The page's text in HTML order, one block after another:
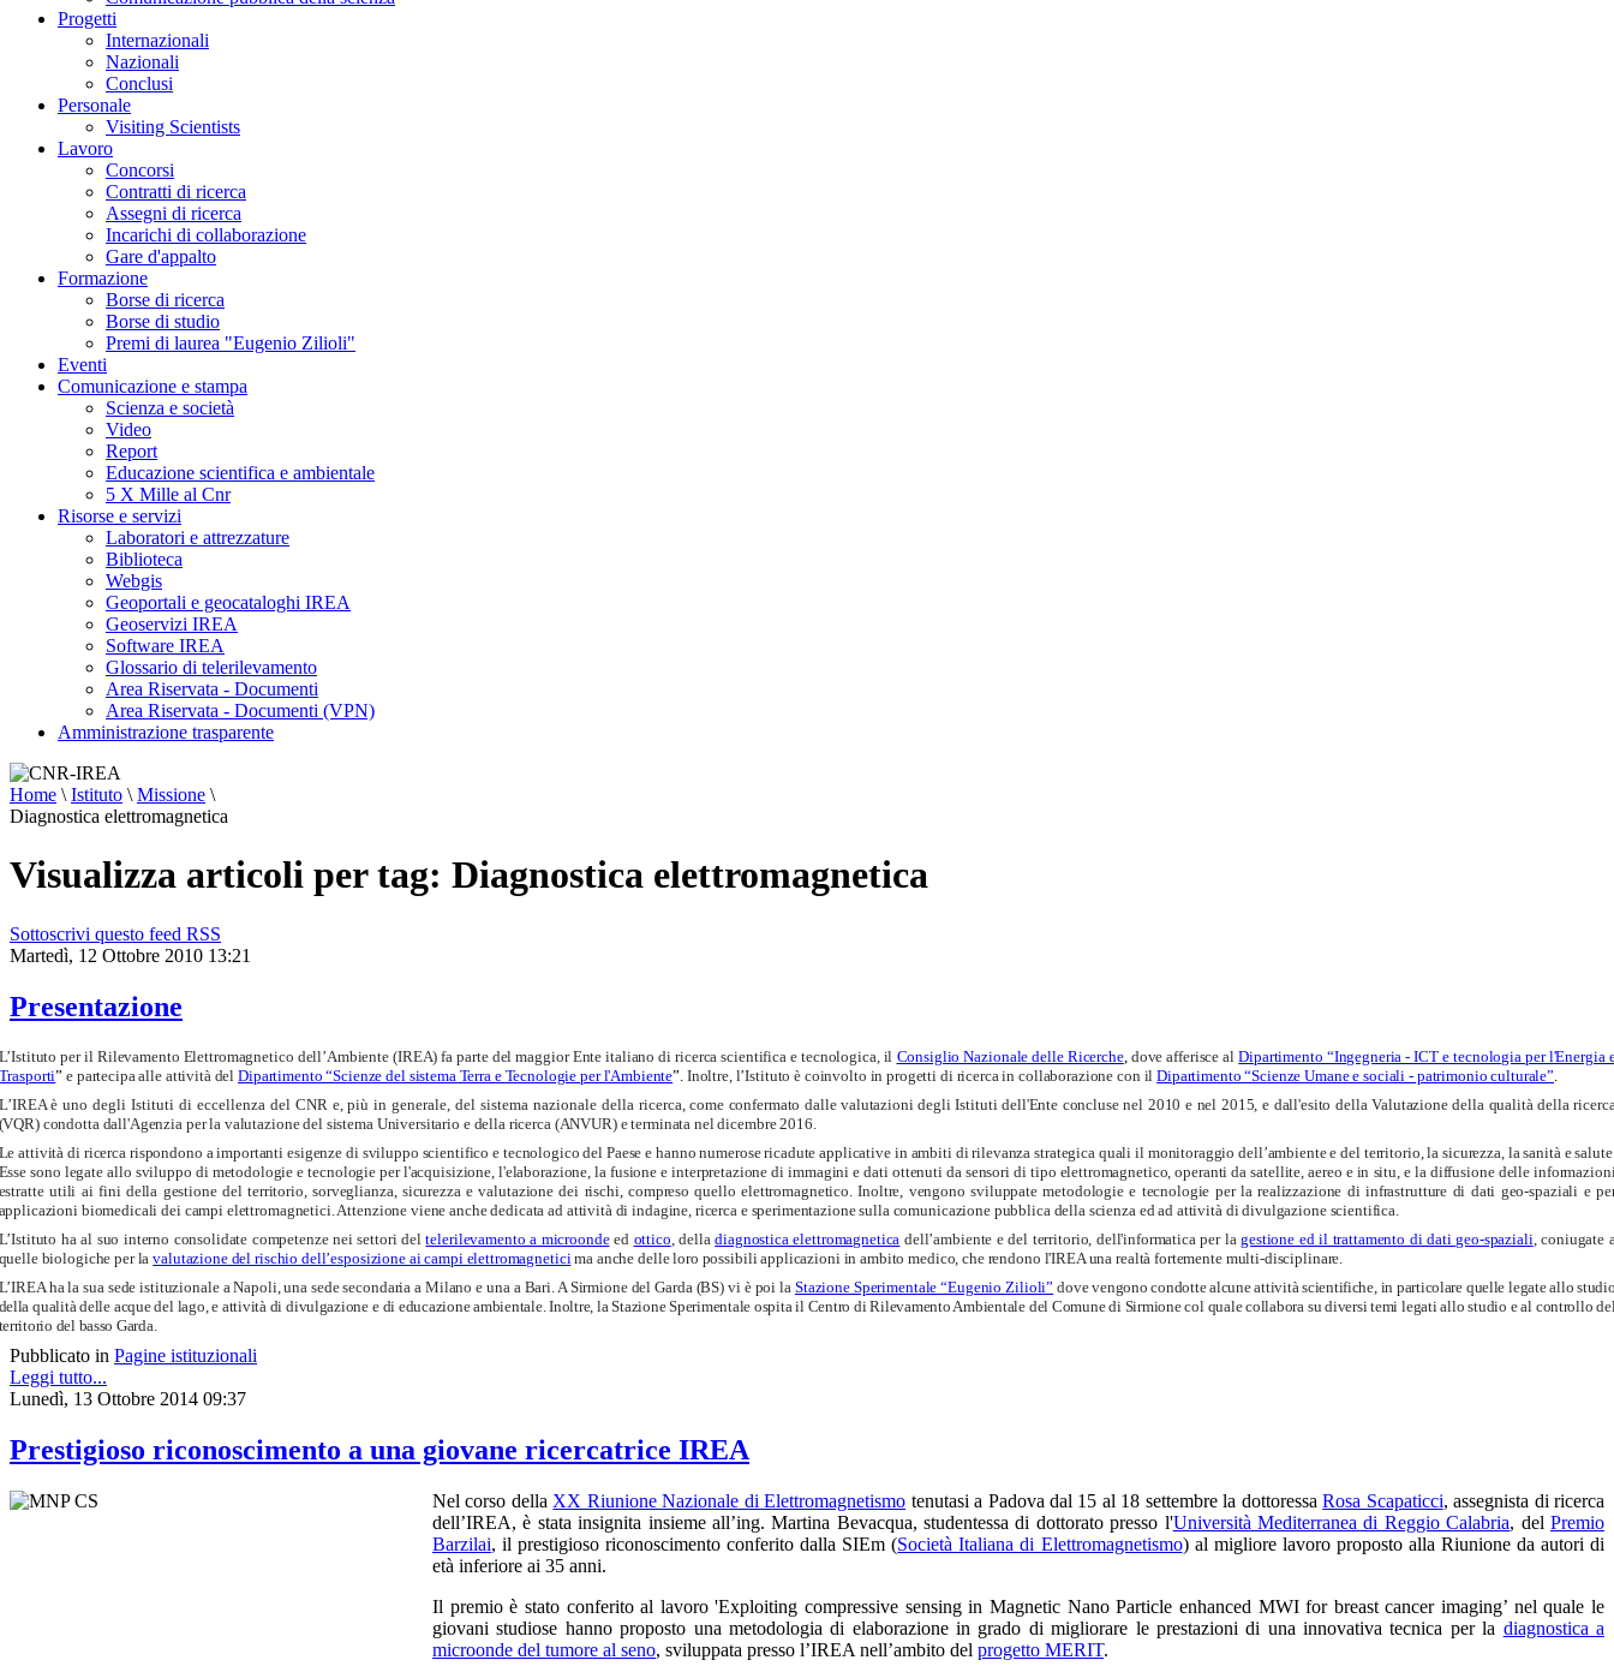
Progetti
Internazionali
Nazionali
Conclusi
Personale
Visiting Scientists
Lavoro
Concorsi
Contratti di ricerca
Assegni di ricerca
Incarichi di collaborazione
Gare d'appalto
Formazione
Borse di ricerca
Borse di studio
Premi di laurea "Eugenio Zilioli"
Eventi
Comunicazione e stampa
Scienza e società
Video
Report
Educazione scientifica e ambientale
5 X Mille al Cnr
Risorse e servizi
Laboratori e attrezzature
Biblioteca
Webgis
Geoportali e geocataloghi IREA
Geoservizi IREA
Software IREA
Glossario di telerilevamento
Area Riservata - Documenti
Area Riservata - Documenti (VPN)
Amministrazione trasparente
Home \ Istituto \ Missione \
Diagnostica elettromagnetica
Visualizza articoli per tag: Diagnostica elettromagnetica
Sottoscrivi questo feed RSS
Martedì, 12 Ottobre 2010 13:21
Presentazione
per il Rilevamento Elettromagnetico dell’Ambiente (IREA) fa parte del maggior Ente italiano di ricerca scientifica e tecnologica, il Consiglio Nazionale delle Ricerche, dove afferisce alDipartimento “Ingegneria - ICT e tecnologia per l'Energia
”e partecipa alle attività delDipartimento “Scienze del sistema Terra e Tecnologie per l'Ambiente”. Inoltre, l’Istituto è coinvolto in progetti di ricerca in collaborazione con ilDipartimento “Scienze Umane e sociali - patrimonio culturale”
è uno degli Istituti di eccellenza del CNR e, più in generale, del sistema nazionale della ricerca, come confermato dalle valutazioni degli Istituti dell'Ente concluse nel 2010 e nel 2015, e dall'esito della Valutazione della qualità della
condotta dall'Agenzia per la valutazione del sistema Universitario e della ricerca (ANVUR) e terminata nel dicembre 2016.
attività di ricerca rispondono a importanti esigenze di sviluppo scientifico e tecnologico del Paese e hanno numerose ricadute applicative in ambiti di rilevanza strategica quali il monitoraggio dell’ambiente e del territorio, la sicurezza, la sanità e
sono legate allo sviluppo di metodologie e tecnologie per l'acquisizione, l'elaborazione, la fusione e interpretazione di immagini e dati ottenuti da sensori di tipo elettromagnetico, operanti da satellite, aereo e in situ, e la diffusione delle
utili ai fini della gestione del territorio, sorveglianza, sicurezza e valutazione dei rischi, compreso quello elettromagnetico. Inoltre, vengono sviluppate metodologie e tecnologie per la realizzazione di infrastrutture di dati geo-spaziali e
biomedicali dei campi elettromagnetici. Attenzione viene anche dedicata ad attività di indagine, ricerca e sperimentazione sulla comunicazione pubblica della scienza ed ad attività di divulgazione scientifica.
ha al suo interno consolidate competenze nei settori deltelerilevamento a microondeed ottico , delladiagnostica elettromagnetica dell’ambiente e del territorio, dell'informatica per lagestione ed il trattamento di dati geo-spaziali , coniugate
biologiche per lavalutazione del rischio dell’esposizione ai campi elettromagnetici ma anche delle loro possibili applicazioni in ambito medico, che rendono l'IREA una realtà fortemente multi-disciplinare.
ha la sua sede istituzionale a Napoli, una sede secondaria a Milano e una a Bari. A Sirmione del Garda (BS) vi è poi la Stazione Sperimentale “Eugenio Zilioli” dovevengono condotte alcune attività scientifiche, in particolare quelle legate allo
qualità delle acque del lago, e attività di divulgazione e di educazione ambientale. Inoltre, la Stazione Sperimentale ospita il Centro di Rilevamento Ambientale del Comune di Sirmione col quale collabora su diversi temi legati allo studio e al controllo
del basso Garda.
Pubblicato in Pagine istituzionali
Leggi tutto...
Lunedì, 13 Ottobre 2014 09:37
Prestigioso riconoscimento a una giovane ricercatrice IREA
Nel corso della XX Riunione Nazionale di Elettromagnetismo tenutasi a Padova dal 15 al 18 settembre la dottoressaRosa Scapaticci, assegnista di ricerca
dell’IREA, è stata insignita insieme all’ing. Martina Bevacqua, studentessa di dottorato presso l'Università Mediterranea di Reggio Calabria, delPremio
Barzilai, il prestigioso riconoscimento conferito dalla SIEm (Società Italiana di Elettromagnetismo) al migliore lavoro proposto alla Riunione da autori di
età inferiore ai 35 anni.
Il premio è stato conferito al lavoro 'Exploiting compressive sensing in Magnetic Nano Particle enhanced MWI for breast cancer imaging’ nel quale le
giovani studiose hanno proposto una metodologia di elaborazione in grado di migliorare le prestazioni di una innovativa tecnica per la diagnostica a
microonde del tumore al seno, sviluppata presso l’IREA nell’ambito del progetto MERIT.